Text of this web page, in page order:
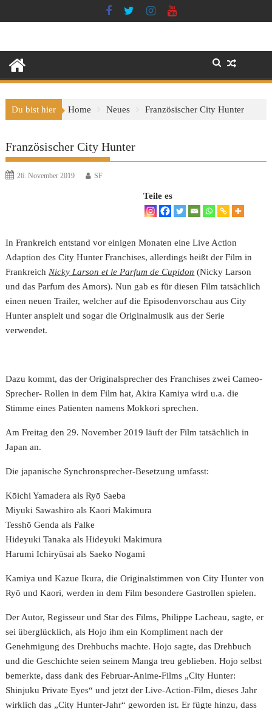
to
Du bist hier Home Neues Französischer City Hunter
Französischer City Hunter
26. November 2019 SF
Teile es
In Frankreich entstand vor einigen Monaten eine Live Action
Adaption des City Hunter Franchises, allerdings heißt der Film in
Frankreich Nicky Larson et le Parfum de Cupidon (Nicky Larson
und das Parfum des Amors). Nun gab es für diesen Film tatsächlich
einen neuen Trailer, welcher auf die Episodenvorschau aus City
Hunter anspielt und sogar die Originalmusik aus der Serie
verwendet.
Dazu kommt, das der Originalsprecher des Franchises zwei Cameo-
Sprecher- Rollen in dem Film hat, Akira Kamiya wird u.a. die
Stimme eines Patienten namens Mokkori sprechen.
Am Freitag den 29. November 2019 läuft der Film tatsächlich in
Japan an.
Die japanische Synchronsprecher-Besetzung umfasst:
Kōichi Yamadera als Ryō Saeba
Miyuki Sawashiro als Kaori Makimura
Tesshō Genda als Falke
Hideyuki Tanaka als Hideyuki Makimura
Harumi Ichiryūsai als Saeko Nogami
Kamiya und Kazue Ikura, die Originalstimmen von City Hunter von
Ryō und Kaori, werden in dem Film besondere Gastrollen spielen.
Der Autor, Regisseur und Star des Films, Philippe Lacheau, sagte, er
sei überglücklich, als Hojo ihm ein Kompliment nach der
Genehmigung des Drehbuchs machte. Hojo sagte, das Drehbuch
und die Geschichte seien seinem Manga treu geblieben. Hojo selbst
bemerkte, dass dank des Februar-Anime-Films „City Hunter:
Shinjuku Private Eyes“ und jetzt der Live-Action-Film, dieses Jahr
wirklich das „City Hunter-Jahr“ geworden ist. Er fügte hinzu, dass